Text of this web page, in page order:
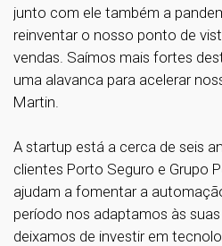
junto com ele também a
reinventar o nosso ponto de
vendas. Saímos mais fortes
uma alavanca para acelerar
Martin.
A startup está a cerca de seis
clientes Porto Seguro e Grupo
ajudam a fomentar a
período nos adaptamos às
deixamos de investir em